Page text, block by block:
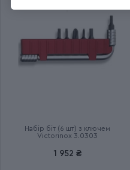
Група
Набір біт (6 шт) з ключем
Victorinox 3.0303
1 952 ₴